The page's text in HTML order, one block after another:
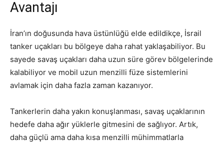
Avantajı
İran’ın doğusunda hava üstünlüğü elde edildikçe, İsrail
tanker uçakları bu bölgeye daha rahat yaklaşabiliyor. Bu
sayede savaş uçakları daha uzun süre görev bölgelerinde
kalabiliyor ve mobil uzun menzilli füze sistemlerini
avlamak için daha fazla zaman kazanıyor.
Tankerlerin daha yakın konuşlanması, savaş uçaklarının
hedefe daha ağır yüklerle gitmesini de sağlıyor. Artık,
daha güçlü ama daha kısa menzilli mühimmatlarla